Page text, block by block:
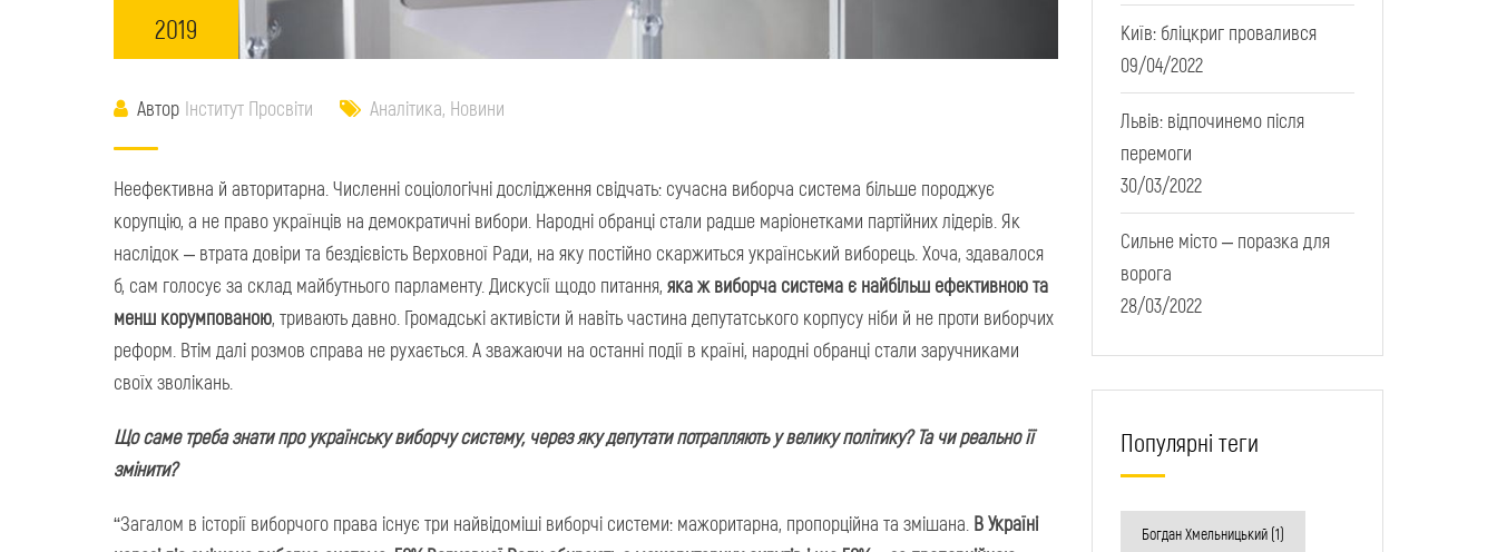
2019
Автор Інститут Просвіти Аналітика, Новини
Неефективна й авторитарна. Численні соціологічні дослідження свідчать: сучасна виборча система більше породжує
корупцію, а не право українців на демократичні вибори. Народні обранці стали радше маріонетками партійних лідерів. Як
наслідок – втрата довіри та бездієвість Верховної Ради, на яку постійно скаржиться український виборець. Хоча, здавалося
б, сам голосує за склад майбутнього парламенту. Дискусії щодо питання, яка ж виборча система є найбільш ефективною та
менш корумпованою, тривають давно. Громадські активісти й навіть частина депутатського корпусу ніби й не проти виборчих
реформ. Втім далі розмов справа не рухається. А зважаючи на останні події в країні, народні обранці стали заручниками
своїх зволікань.
Що саме треба знати про українську виборчу систему, через яку депутати потрапляють у велику політику? Та чи реально її
змінити?
“Загалом в історії виборчого права існує три найвідоміші виборчі системи: мажоритарна, пропорційна та змішана. В Україні
Київ: бліцкриг провалився
09/04/2022
Львів: відпочинемо після
перемоги
30/03/2022
Сильне місто – поразка для
ворога
28/03/2022
Популярні теги
Богдан Хмельницький(1)